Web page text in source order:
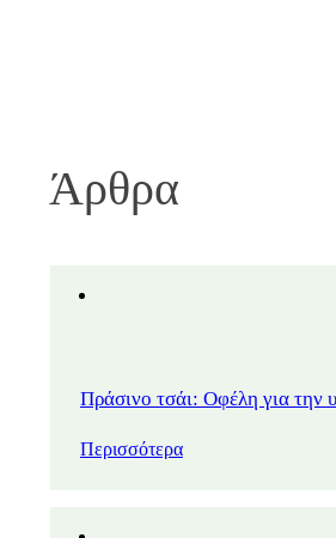
Άρθρα
Πράσινο τσάι: Οφέλη για την
Περισσότερα